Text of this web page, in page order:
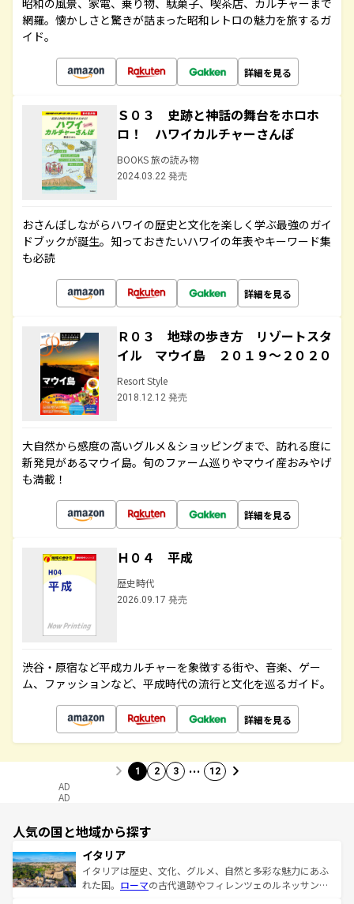
昭和の風景、家電、乗り物、駄菓子、喫茶店、カルチャーまで
網羅。懐かしさと驚きが詰まった昭和レトロの魅力を旅するガ
イド。
詳細を見る
Ｓ０３ 史跡と神話の舞台をホロホ
ロ！ ハワイカルチャーさんぽ
BOOKS 旅の読み物
2024.03.22 発売
おさんぽしながらハワイの歴史と文化を楽しく学ぶ最強のガイ
ドブックが誕生。知っておきたいハワイの年表やキーワード集
も必読
詳細を見る
Ｒ０３ 地球の歩き方 リゾートスタ
イル マウイ島 ２０１９～２０２０
Resort Style
2018.12.12 発売
大自然から感度の高いグルメ＆ショッピングまで、訪れる度に
新発見があるマウイ島。旬のファーム巡りやマウイ産おみやげ
も満載！
詳細を見る
Ｈ０４ 平成
歴史時代
2026.09.17 発売
渋谷・原宿など平成カルチャーを象徴する街や、音楽、ゲー
ム、ファッションなど、平成時代の流行と文化を巡るガイド。
詳細を見る
1 2 3 … 12
AD
AD
人気の国と地域から探す
イタリア
イタリアは歴史、文化、グルメ、自然と多彩な魅力にあふ
れた国。 ローマの古代遺跡やフィレンツェのルネッサンス